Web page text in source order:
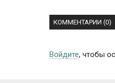
КОММЕНТАРИИ (0)
Войдите, чтобы